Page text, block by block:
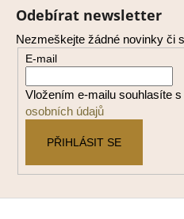
j
í
Odebírat newsletter
Nezmeškejte žádné novinky či
E-mail
Vložením e-mailu souhlasíte s
osobních údajů
PŘIHLÁSIT SE